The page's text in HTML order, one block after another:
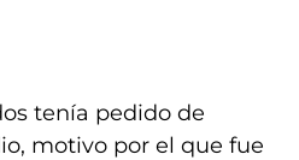
tenía pedido de
motivo por el que fue